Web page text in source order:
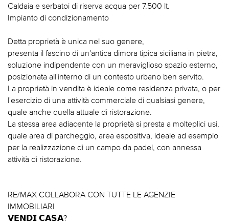
Caldaia e serbatoi di riserva acqua per 7.500 lt.
Impianto di condizionamento
Detta proprietà è unica nel suo genere,
presenta il fascino di un'antica dimora tipica siciliana in pietra,
soluzione indipendente con un meraviglioso spazio esterno,
posizionata all'interno di un contesto urbano ben servito.
La proprietà in vendita è ideale come residenza privata, o per
l'esercizio di una attività commerciale di qualsiasi genere,
quale anche quella attuale di ristorazione.
La stessa area adiacente la proprietà si presta a molteplici usi,
quale area di parcheggio, area espositiva, ideale ad esempio
per la realizzazione di un campo da padel, con annessa
attività di ristorazione.
RE/MAX COLLABORA CON TUTTE LE AGENZIE
IMMOBILIARI
𝗩𝗘𝗡𝗗𝗜 𝗖𝗔𝗦𝗔?